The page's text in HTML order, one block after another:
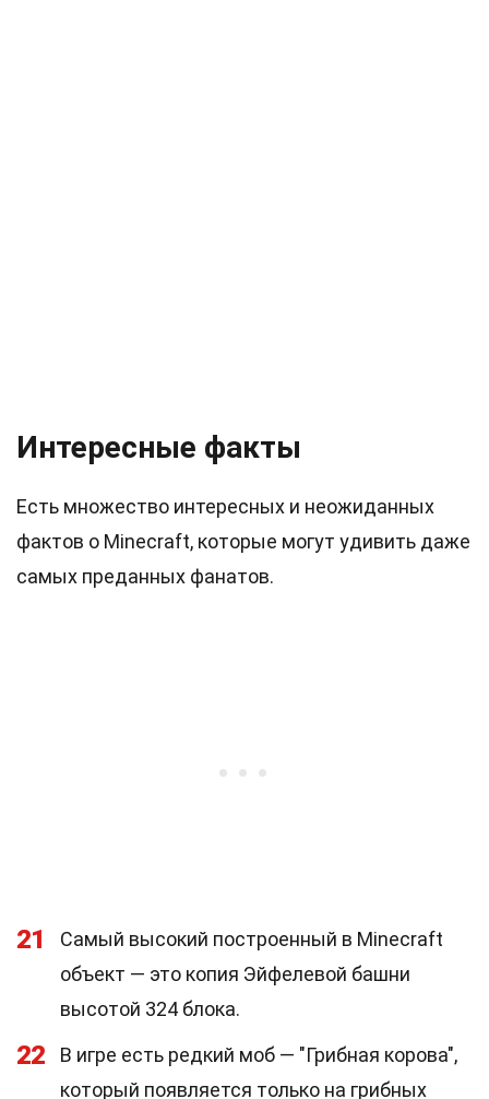
Интересные факты
Есть множество интересных и неожиданных
фактов о Minecraft, которые могут удивить даже
самых преданных фанатов.
21
Самый высокий построенный в Minecraft
объект — это копия Эйфелевой башни
высотой 324 блока.
22
В игре есть редкий моб — "Грибная корова",
который появляется только на грибных